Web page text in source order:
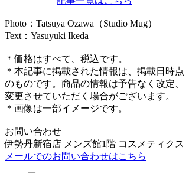
Photo：Tatsuya Ozawa（Studio Mug）
Text：Yasuyuki Ikeda
＊価格はすべて、税込です。
＊本記事に掲載された情報は、掲載日時点
のものです。商品の情報は予告なく改定、
変更させていただく場合がございます。
＊画像は一部イメージです。
お問い合わせ
伊勢丹新宿店 メンズ館1階 コスメティクス
メールでのお問い合わせはこちら